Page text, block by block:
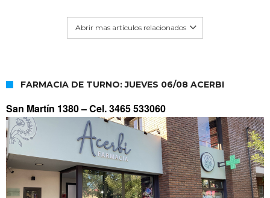
Abrir mas artículos relacionados
FARMACIA DE TURNO: JUEVES 06/08 ACERBI
San Martín 1380 –Cel. 3465 533060